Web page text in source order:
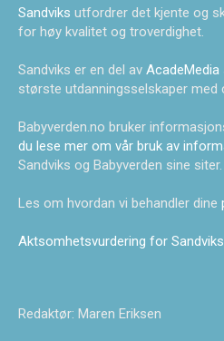
Sandviks utfordrer det kjente og
for høy kvalitet og troverdighet.
Sandviks er en del av AcadeMedia
største utdanningsselskaper med
Babyverden.no bruker
du lese mer om vår bruk av
Sandviks og Babyverden sine siter.
Les om hvordan vi behandler dine
Aktsomhetsvurdering for Sandviks
Redaktør: Maren Eriksen